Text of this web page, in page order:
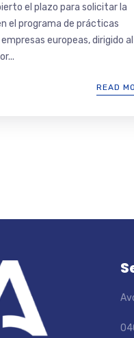
el plazo para solicitar la
el programa de prácticas
europeas, dirigido al
READ